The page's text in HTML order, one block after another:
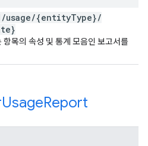
/usage/{entityType}/
목의 속성 및 통계 모음인 보고서를
UsageReport